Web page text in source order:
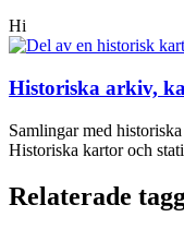
Hi
Historiska arkiv,
Samlingar med
Historiska kartor och
Relaterade